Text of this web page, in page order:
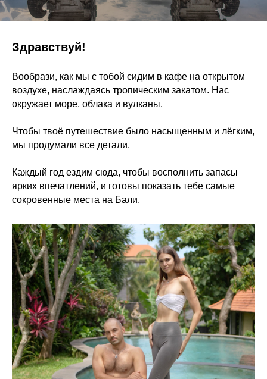
Здравствуй!
Вообрази, как мы с тобой сидим в кафе на открытом
воздухе, наслаждаясь тропическим закатом. Нас
окружает море, облака и вулканы.
Чтобы твоё путешествие было насыщенным и лёгким,
мы продумали все детали.
Каждый год ездим сюда, чтобы восполнить запасы
ярких впечатлений, и готовы показать тебе самые
сокровенные места на Бали.